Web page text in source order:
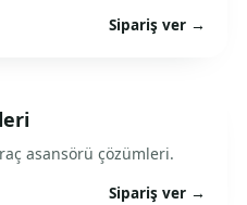
Sipariş ver →
asansörü çözümleri.
Sipariş ver →